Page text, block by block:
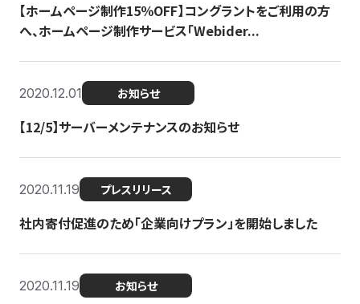
【ホームページ制作15％OFF】コングラントをご利用の方
へ、ホームページ制作サービス「Webider...
2020.12.01 お知らせ
【12/5】サーバーメンテナンスのお知らせ
2020.11.19 プレスリリース
社内寄付促進のため「企業向けプラン」を開始しました
2020.11.19 お知らせ